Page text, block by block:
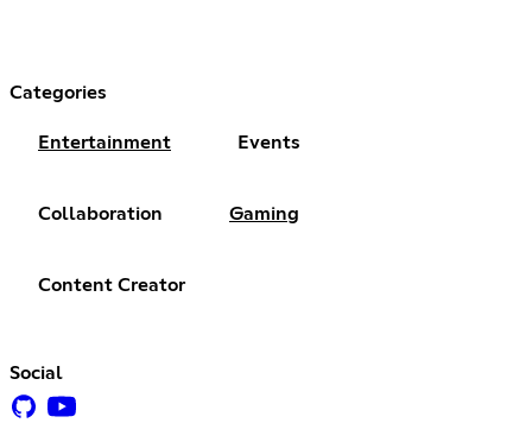
Categories
Entertainment Events
Collaboration Gaming
Content Creator
Social